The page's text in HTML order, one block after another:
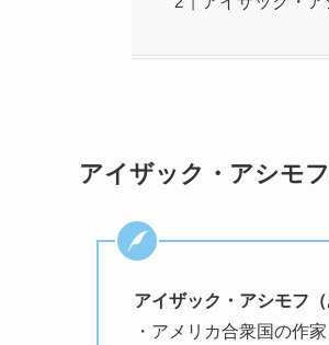
アイザック・アシモ
アイザック・アシモフ
・アメリカ合衆国の作